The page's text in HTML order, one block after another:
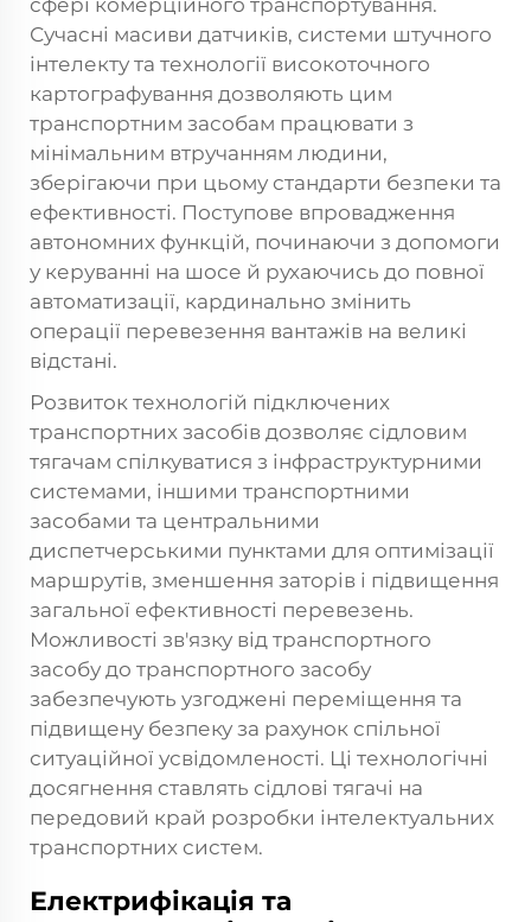
сфері комерційного транспортування.
Сучасні масиви датчиків, системи штучного
інтелекту та технології високоточного
картографування дозволяють цим
транспортним засобам працювати з
мінімальним втручанням людини,
зберігаючи при цьому стандарти безпеки та
ефективності. Поступове впровадження
автономних функцій, починаючи з допомоги
у керуванні на шосе й рухаючись до повної
автоматизації, кардинально змінить
операції перевезення вантажів на великі
відстані.
Розвиток технологій підключених
транспортних засобів дозволяє сідловим
тягачам спілкуватися з інфраструктурними
системами, іншими транспортними
засобами та центральними
диспетчерськими пунктами для оптимізації
маршрутів, зменшення заторів і підвищення
загальної ефективності перевезень.
Можливості зв'язку від транспортного
засобу до транспортного засобу
забезпечують узгоджені переміщення та
підвищену безпеку за рахунок спільної
ситуаційної усвідомленості. Ці технологічні
досягнення ставлять сідлові тягачі на
передовий край розробки інтелектуальних
транспортних систем.
Електрифікація та